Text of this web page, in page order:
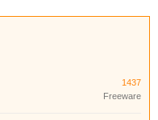
1437
Freeware